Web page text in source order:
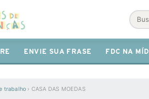
ENVIE SUA FRASE FDC NA
trabalho › CASA DAS MOEDAS